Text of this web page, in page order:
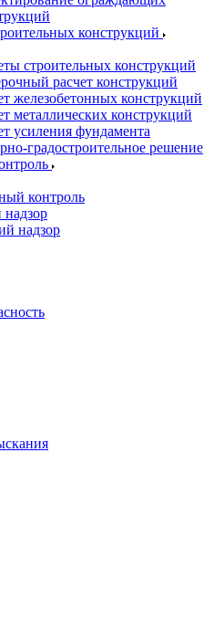
конструкций
строительных конструкций
расчет конструкций
железобетонных конструкций
металлических конструкций
усиления фундамента
градостроительное решение
контроль
надзор
надзор